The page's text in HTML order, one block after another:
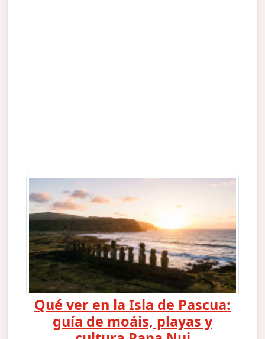
Qué ver en la Isla de Pascua:
guía de moáis, playas y